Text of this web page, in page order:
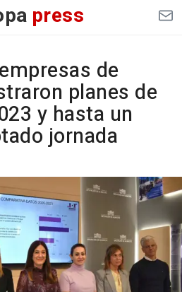
press
de
planes de
y hasta un
jornada